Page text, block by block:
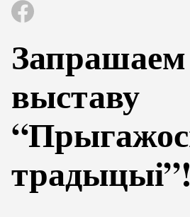
выставу
традыцыі”!